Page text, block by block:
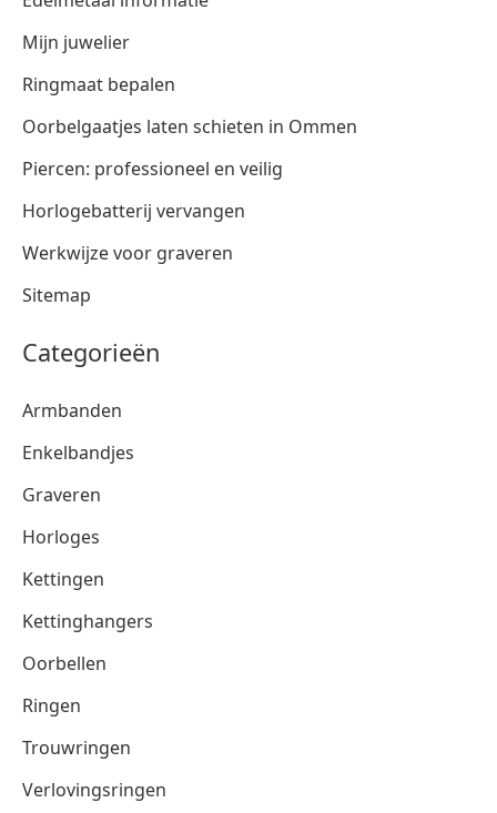
Mijn juwelier
Ringmaat bepalen
Oorbelgaatjes laten schieten in Ommen
Piercen: professioneel en veilig
Horlogebatterij vervangen
Werkwijze voor graveren
Sitemap
Categorieën
Armbanden
Enkelbandjes
Graveren
Horloges
Kettingen
Kettinghangers
Oorbellen
Ringen
Trouwringen
Verlovingsringen